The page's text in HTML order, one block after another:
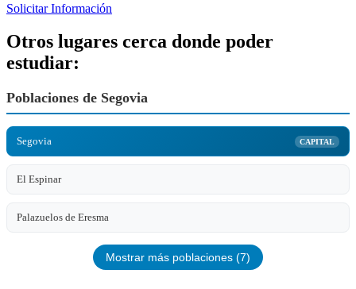
Solicitar Información
Otros lugares cerca donde poder
estudiar:
Poblaciones de Segovia
Segovia CAPITAL
El Espinar
Palazuelos de Eresma
Mostrar más poblaciones (7)